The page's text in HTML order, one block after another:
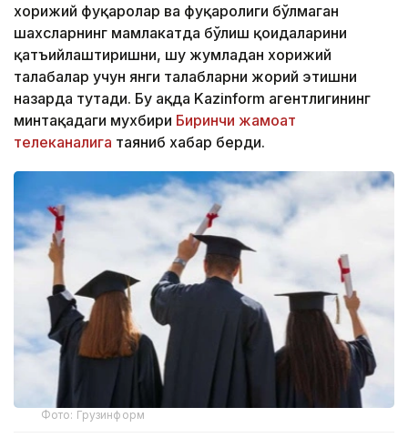
хорижий фуқаролар ва фуқаролиги бўлмаган
шахсларнинг мамлакатда бўлиш қоидаларини
қатъийлаштиришни, шу жумладан хорижий
талабалар учун янги талабларни жорий этишни
назарда тутади. Бу ҳақда Kazinform агентлигининг
минтақадаги мухбири Биринчи жамоат
телеканалига таяниб хабар берди.
Фото: Грузинформ